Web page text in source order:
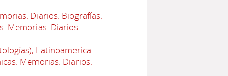
Diarios. Biografías.
Memorias. Diarios.
Latinoamerica
Memorias. Diarios.